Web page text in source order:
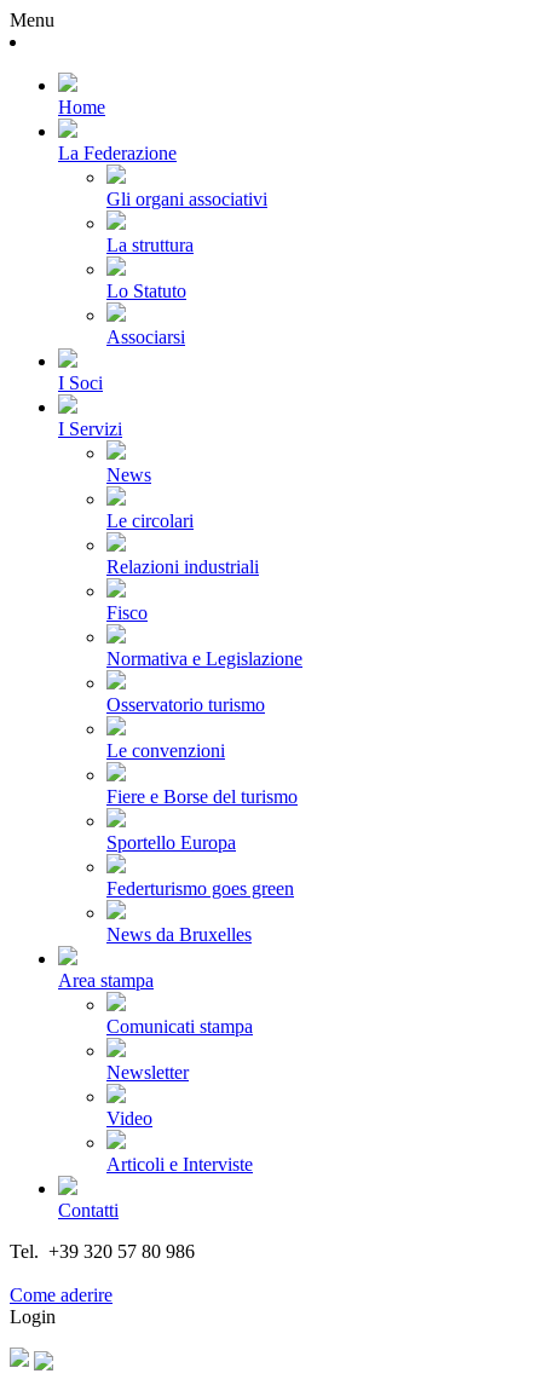
Menu
Home
La Federazione
Gli organi associativi
La struttura
Lo Statuto
Associarsi
I Soci
I Servizi
News
Le circolari
Relazioni industriali
Fisco
Normativa e Legislazione
Osservatorio turismo
Le convenzioni
Fiere e Borse del turismo
Sportello Europa
Federturismo goes green
News da Bruxelles
Area stampa
Comunicati stampa
Newsletter
Video
Articoli e Interviste
Contatti
Tel. +39 320 57 80 986
Come aderire
Login